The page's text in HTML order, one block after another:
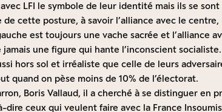
LFI le symbole de leur identité mais ils se
cette posture, à savoir l’alliance avec le
est toujours une vache sacrée et l’alliance
une figure qui hante l’inconscient
hors sol et irréaliste que celle de leurs
quand on pèse moins de 10% de l’électorat.
Boris Vallaud, il a cherché à se distinguer en
dire ceux qui veulent faire avec la France